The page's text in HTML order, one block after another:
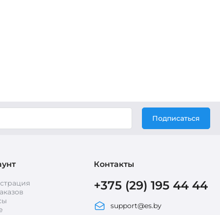
Подписаться
Контакты
+375 (29) 195 44 44
support@es.by